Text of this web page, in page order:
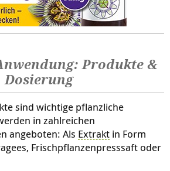
Produkte &
Dosierung
sind wichtige pflanzliche
in zahlreichen
angeboten: Als Extrakt in Form
Frischpflanzenpresssaft oder